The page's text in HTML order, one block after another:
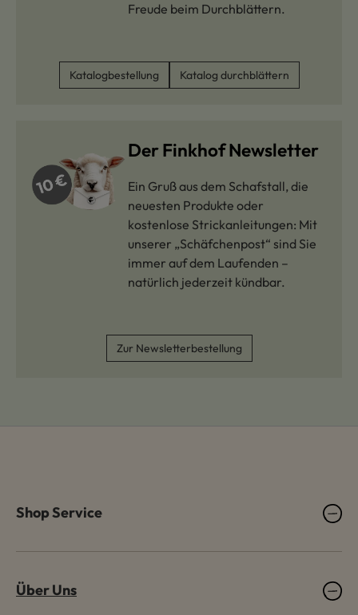
Freude beim Durchblättern.
Katalogbestellung Katalog durchblättern
Der Finkhof Newsletter
Ein Gruß aus dem Schafstall, die
neuesten Produkte oder
kostenlose Strickanleitungen: Mit
unserer „Schäfchenpost“ sind Sie
immer auf dem Laufenden –
natürlich jederzeit kündbar.
Zur Newsletterbestellung
Shop Service
Über Uns